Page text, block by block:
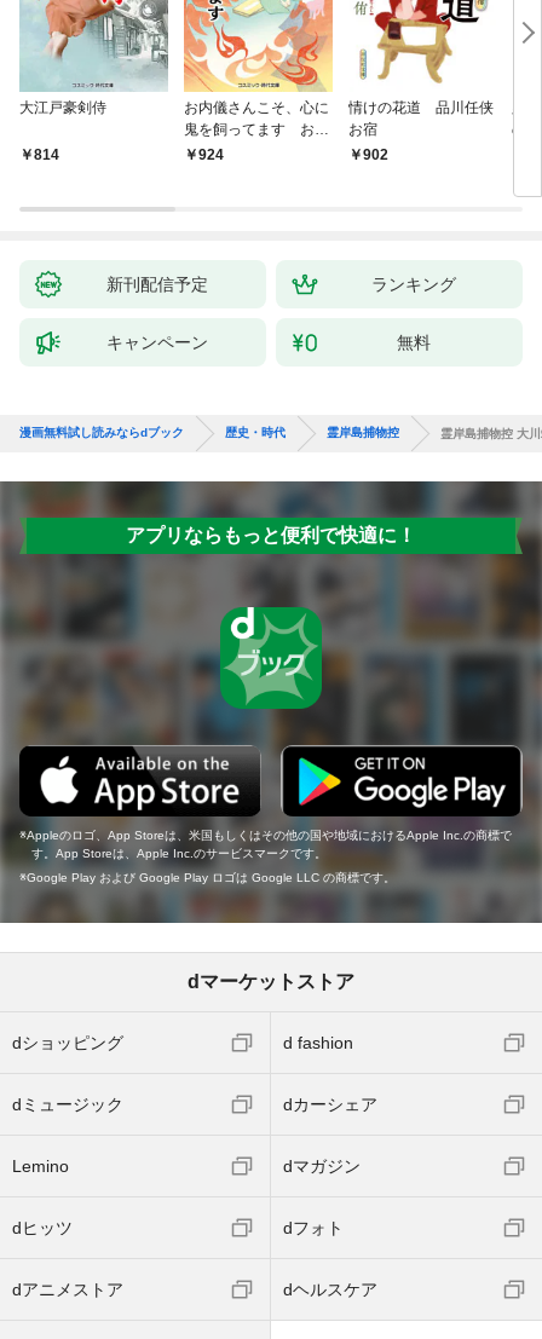
大江戸豪剣侍
814
お内儀さんこそ、心に
鬼を飼ってます おけ
いの戯作手帖
924
情けの花道 品川任侠
お宿
902
の
新刊配信予定 ランキング
キャンペーン 無料
漫画無料試し読みならdブック 歴史・時代 霊岸島捕物控 霊岸島捕物控 大
アプリならもっと便利で快適に！
Appleのロゴ、App Storeは、米国もしくはその他の国や地域におけるApple Inc.の商標で
す。App Storeは、Apple Inc.のサービスマークです。
Google Play および Google Play ロゴは Google LLC の商標です。
dマーケットストア
dショッピング d fashion
dミュージック dカーシェア
Lemino dマガジン
dヒッツ dフォト
dアニメストア dヘルスケア